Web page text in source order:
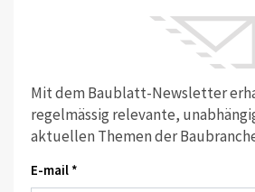
Mit dem Baublatt-Newsletter
regelmässig relevante,
aktuellen Themen der
E-mail *